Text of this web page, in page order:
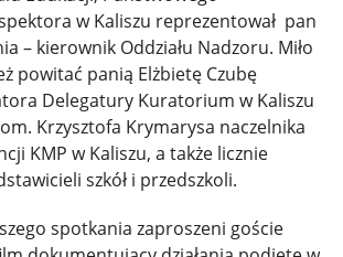
w Kaliszu reprezentował pan
– kierownik Oddziału Nadzoru. Miło
powitać panią Elżbietę Czubę
Delegatury Kuratorium w Kaliszu
Krzysztofa Krymarysa naczelnika
KMP w Kaliszu, a także licznie
szkół i przedszkoli.
spotkania zaproszeni goście